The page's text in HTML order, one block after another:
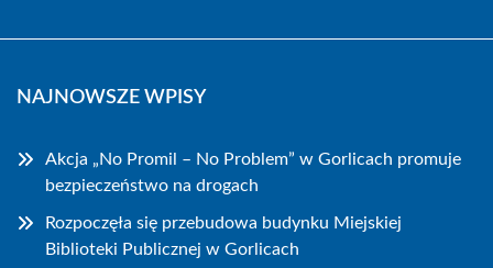
NAJNOWSZE WPISY
Akcja „No Promil – No Problem” w Gorlicach promuje
bezpieczeństwo na drogach
Rozpoczęła się przebudowa budynku Miejskiej
Biblioteki Publicznej w Gorlicach